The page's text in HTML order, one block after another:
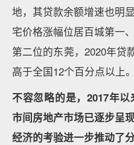
地，其贷款余额增速也明
宅价格涨幅位居百城第一
第二位的东莞，2020年贷
高于全国12个百分点以上。
不容忽略的是，2017年
市间房地产市场已逐步呈
经济的考验进一步推动了